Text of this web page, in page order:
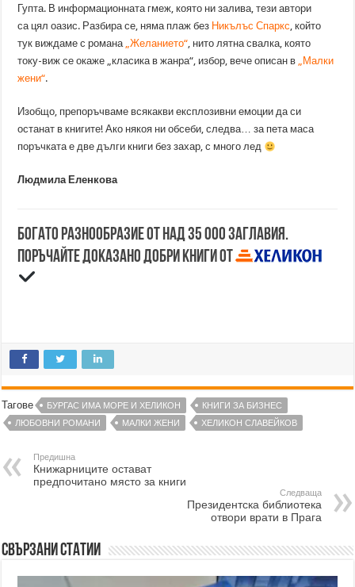
Гупта. В информационната гмеж, която ни залива, тези автори
са цял оазис. Разбира се, няма плаж без Никълъс Спаркс, който
тук виждаме с романа „Желанието“, нито лятна свалка, която
току-виж се окаже „класика в жанра“, избор, вече описан в „Малки
жени“.
Изобщо, препоръчваме всякакви експлозивни емоции да си
останат в книгите! Ако някоя ни обсеби, следва… за пета маса
поръчката е две дълги книги без захар, с много лед
Людмила Еленкова
Богато разнообразие от над 35 000 заглавия.
Поръчайте доказано добри книги от
Тагове БУРГАС ИМА МОРЕ И ХЕЛИКОН
КНИГИ ЗА БИЗНЕС
ЛЮБОВНИ РОМАНИ
МАЛКИ ЖЕНИ ХЕЛИКОН СЛАВЕЙКОВ
Предишна
Книжарниците остават
предпочитано място за книги
Следваща
Президентска библиотека
отвори врати в Прага
Свързани статии